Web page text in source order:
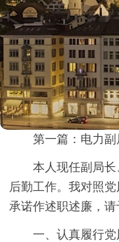
第一篇：电力
本人现任副局长
后勤工作。我对照
承诺作述职述廉，请
一、认真履行